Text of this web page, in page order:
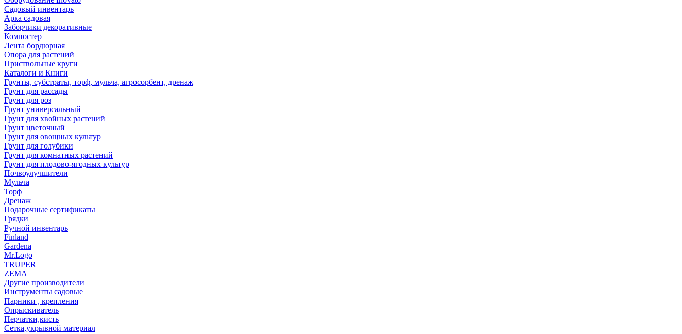
Садовый инвентарь
Арка садовая
Заборчики декоративные
Компостер
Лента бордюрная
Опора для растений
Приствольные круги
Каталоги и Книги
Грунты, субстраты, торф, мульча, агросорбент, дренаж
Грунт для рассады
Грунт для роз
Грунт универсальный
Грунт для хвойных растений
Грунт цветочный
Грунт для овощных культур
Грунт для голубики
Грунт для комнатных растений
Грунт для плодово-ягодных культур
Почвоулучшители
Мульча
Торф
Дренаж
Подарочные сертификаты
Грядки
Ручной инвентарь
Finland
Gardena
Mr.Logo
TRUPER
ZEMA
Другие производители
Инструменты садовые
Парники , крепления
Опрыскиватель
Перчатки,кисть
Сетка,укрывной материал